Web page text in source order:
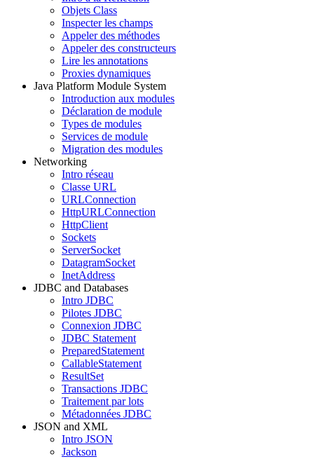
Objets Class
Inspecter les champs
Appeler des méthodes
Appeler des constructeurs
Lire les annotations
Proxies dynamiques
Java Platform Module System
Introduction aux modules
Déclaration de module
Types de modules
Services de module
Migration des modules
Networking
Intro réseau
Classe URL
URLConnection
HttpURLConnection
HttpClient
Sockets
ServerSocket
DatagramSocket
InetAddress
JDBC and Databases
Intro JDBC
Pilotes JDBC
Connexion JDBC
JDBC Statement
PreparedStatement
CallableStatement
ResultSet
Transactions JDBC
Traitement par lots
Métadonnées JDBC
JSON and XML
Intro JSON
Jackson